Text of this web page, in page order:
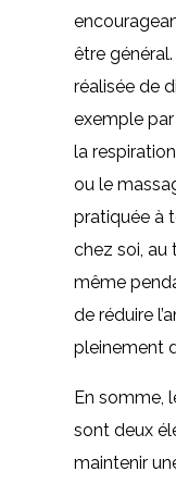
être
réalisée de
exemple
la
ou le
pratiquée à
chez soi, au
même
de réduire
pleinement
En somme,
sont deux
maintenir